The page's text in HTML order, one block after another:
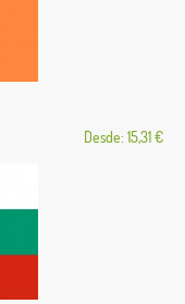
Desde: 15,31 €